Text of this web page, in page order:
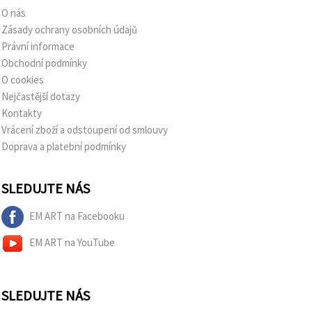
O nás
Zásady ochrany osobních údajů
Právní informace
Obchodní podmínky
O cookies
Nejčastější dotazy
Kontakty
Vrácení zboží a odstoupení od smlouvy
Doprava a platební podmínky
SLEDUJTE NÁS
EM ART na Facebooku
EM ART na YouTube
SLEDUJTE NÁS